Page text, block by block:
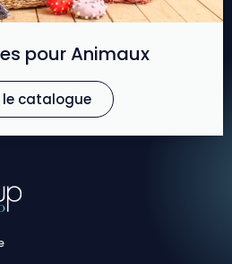
pour Animaux
le catalogue